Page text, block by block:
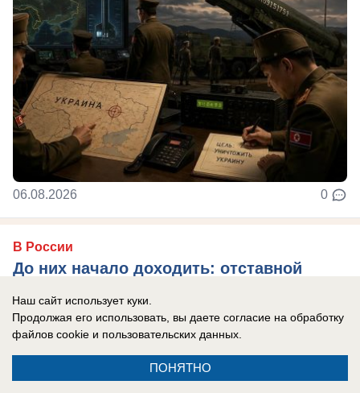
06.08.2026 0
В России
До них начало доходить: отставной
поражение Украины перед Россией
Российская армия нашла противодействие
практически всему вооружению НАТО, которые
использовал Киев в зоне боевых действий, ...
Наш сайт использует куки.
Продолжая его использовать, вы даете согласие на обработку
файлов cookie и пользовательских данных.
ПОНЯТНО